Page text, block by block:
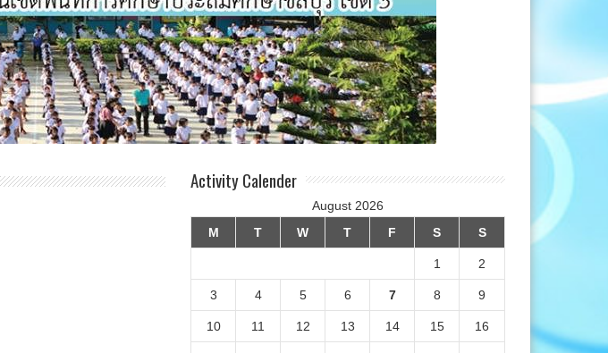
Activity Calender
August 2026
M
T W T F S S
1 2
3 4 5 6 7 8 9
10 11 12 13 14 15 16